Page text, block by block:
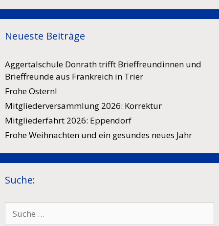
Neueste Beiträge
Aggertalschule Donrath trifft Brieffreundinnen und
Brieffreunde aus Frankreich in Trier
Frohe Ostern!
Mitgliederversammlung 2026: Korrektur
Mitgliederfahrt 2026: Eppendorf
Frohe Weihnachten und ein gesundes neues Jahr
Suche:
nach: